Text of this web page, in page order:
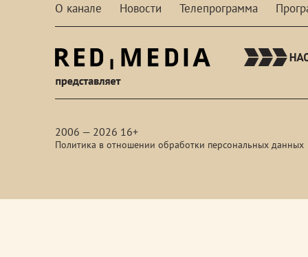
О канале Новости Телепрограмма
2006 — 2026 16+
Политика в отношении обработки персональных данных